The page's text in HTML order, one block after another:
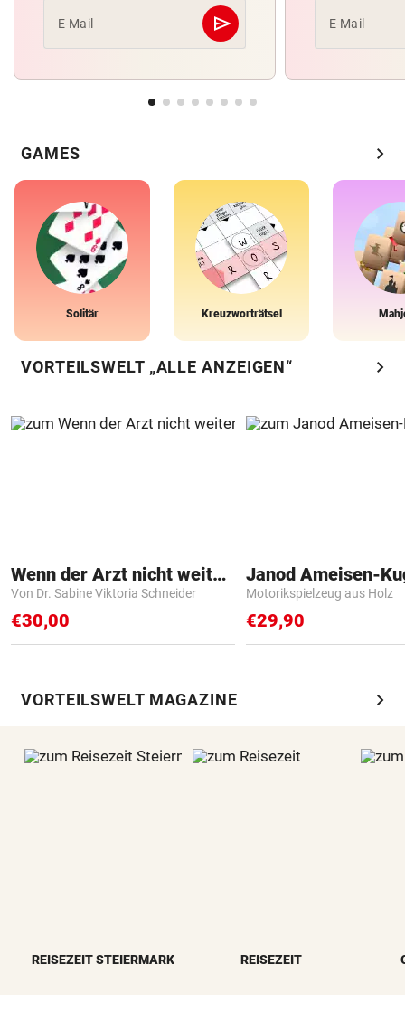
E-Mail send
Abschicken E-Mail
GAMES chevron_right
Solitär Kreuzworträtsel
VORTEILSWELT „ALLE ANZEIGEN“ chevron_right
Wenn der Arzt nicht weiter weiß
Von Dr. Sabine Viktoria Schneider
€30,00
Janod Ameisen-
Motorikspielzeug aus Holz
€29,90
VORTEILSWELT MAGAZINE chevron_right
REISEZEIT STEIERMARK REISEZEIT